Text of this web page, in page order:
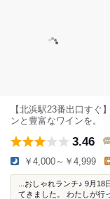
【北浜駅23番出口すぐ
ンと豊富なワインを。
3.46
￥4,000～￥4,999
...おしゃれランチ♪ 9月
てきました。 わたしが行